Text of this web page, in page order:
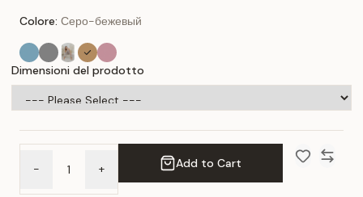
Colore: Серо-бежевый
Dimensioni del prodotto
- + Add to Cart